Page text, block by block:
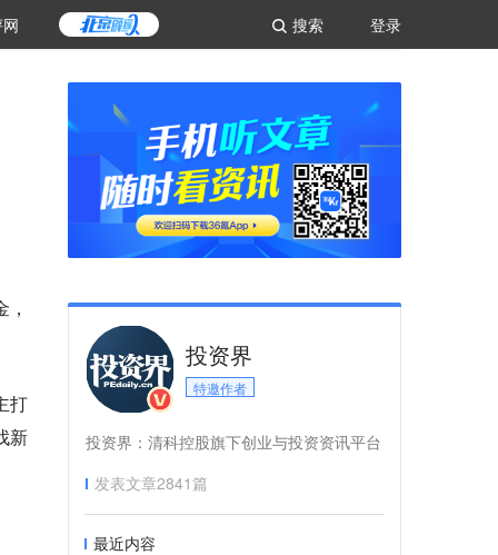
登录
搜索
打
新
投资界
特邀作者
投资界：清科控股旗下创业与投资资讯平台
发表文章2841篇
最近内容